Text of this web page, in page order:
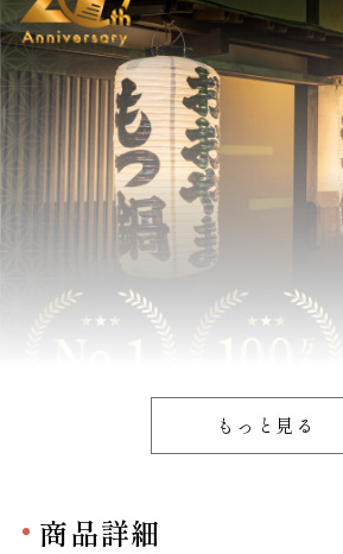
もっと見る
商品詳細